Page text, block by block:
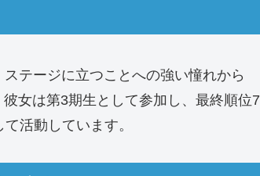
テージに立つことへの強い憧れから
女は第3期生として参加し、最終順位7
活動しています。